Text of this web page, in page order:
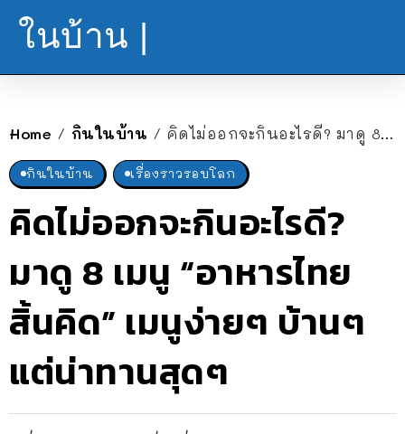
ในบ้าน |
Home / กินในบ้าน / คิดไม่ออกจะกินอะไรดี? มาดู 8 เมนู “อาหารไทยสิ้นคิด” เมนูง่ายๆ บ้านๆ แต่น่าทานสุดๆ
กินในบ้าน เรื่องราวรอบโลก
คิดไม่ออกจะกินอะไรดี?
มาดู 8 เมนู “อาหารไทย
สิ้นคิด” เมนูง่ายๆ บ้านๆ
แต่น่าทานสุดๆ